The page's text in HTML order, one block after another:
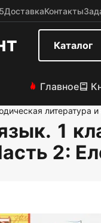
ДоставкаКонтакты
Каталог
Главное
литература
1
2: